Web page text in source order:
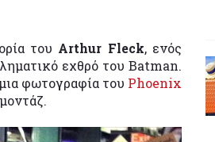
του Arthur Fleck, ενός
εχθρό του Batman.
φωτογραφία του Phoenix